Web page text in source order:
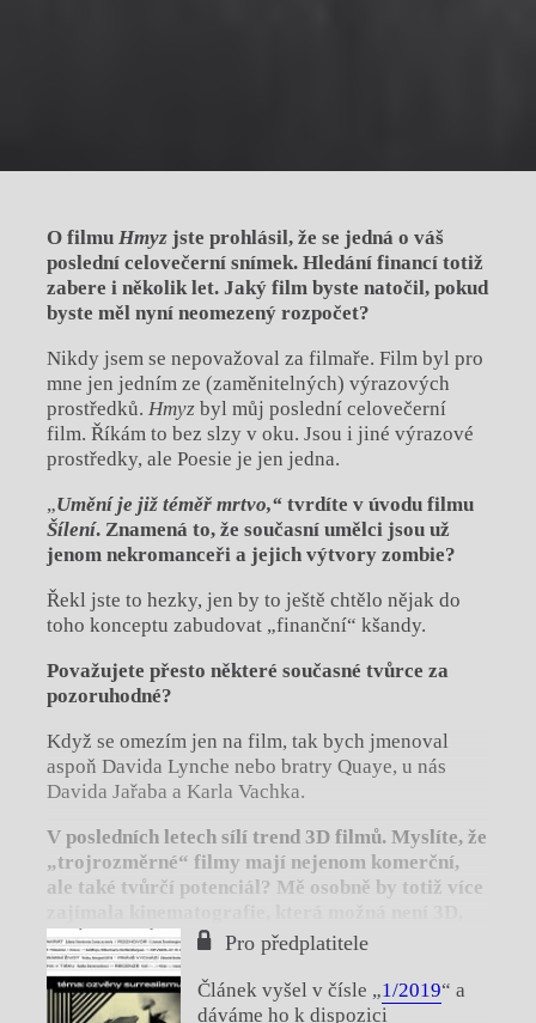
O filmu Hmyzjste prohlásil, že se jedná o váš
poslední celovečerní snímek. Hledání financí totiž
zabere i několik let. Jaký film byste natočil, pokud
byste měl nyní neomezený rozpočet?
Nikdy jsem se nepovažoval za filmaře. Film byl pro
mne jen jedním ze (zaměnitelných) výrazových
prostředků. Hmyzbyl můj poslední celovečerní
film. Říkám to bez slzy v oku. Jsou i jiné výrazové
prostředky, ale Poesie je jen jedna.
„Umění je již téměř mrtvo,“tvrdíte v úvodu filmu
Šílení. Znamená to, že současní umělci jsou už
jenom nekromanceři a jejich výtvory zombie?
Řekl jste to hezky, jen by to ještě chtělo nějak do
toho konceptu zabudovat „finanční“ kšandy.
Považujete přesto některé současné tvůrce za
pozoruhodné?
Když se omezím jen na film, tak bych jmenoval
aspoň Davida Lynche nebo bratry Quaye, u nás
Davida Jařaba a Karla Vachka.
V posledních letech sílí trend 3D filmů. Myslíte, že
„trojrozměrné“ filmy mají nejenom komerční,
ale také tvůrčí potenciál? Mě osobně by totiž více
ale hledá způsob, jak se stát více haptickou,
čichovou, chuťovou…
Pro předplatitele
Článek vyšel v čísle „1/2019“ a
dáváme ho k dispozici